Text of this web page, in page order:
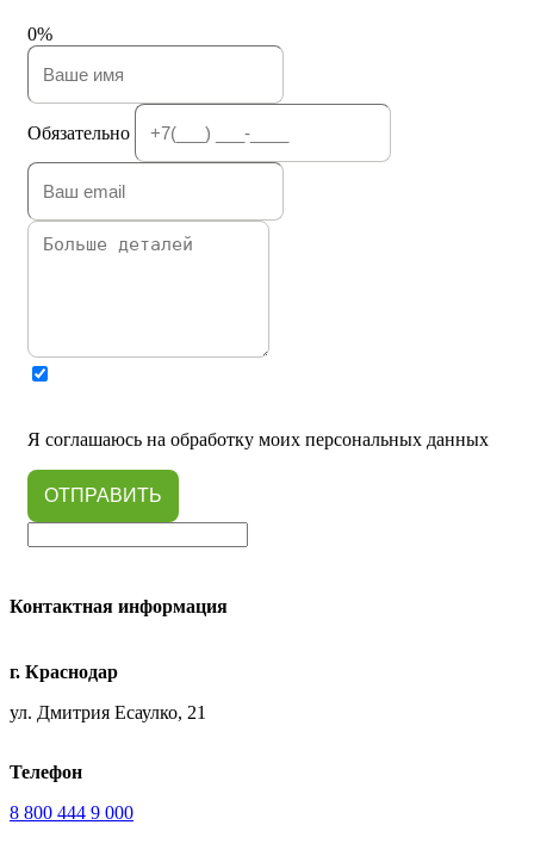
0%
Обязательно
Я соглашаюсь на обработку моих персональных данных
ОТПРАВИТЬ
Контактная информация
г. Краснодар
ул. Дмитрия Есаулко, 21
Телефон
8 800 444 9 000